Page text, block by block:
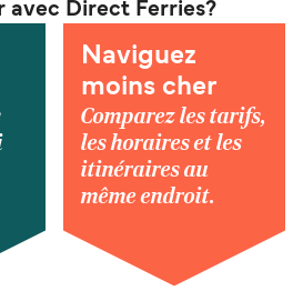
avec Direct Ferries?
Naviguez
moins cher
Comparez les tarifs,
les horaires et les
itinéraires au
même endroit.